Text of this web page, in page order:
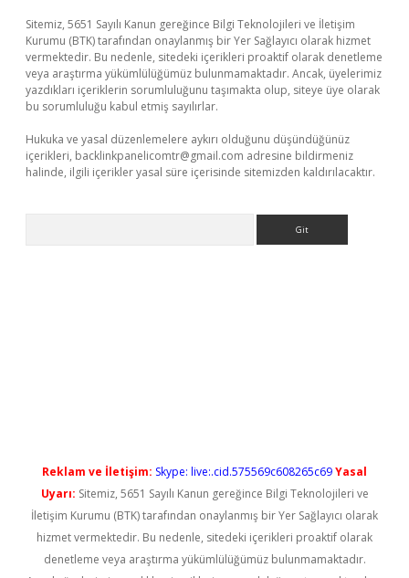
Sitemiz, 5651 Sayılı Kanun gereğince Bilgi Teknolojileri ve İletişim
Kurumu (BTK) tarafından onaylanmış bir Yer Sağlayıcı olarak hizmet
vermektedir. Bu nedenle, sitedeki içerikleri proaktif olarak denetleme
veya araştırma yükümlülüğümüz bulunmamaktadır. Ancak, üyelerimiz
yazdıkları içeriklerin sorumluluğunu taşımakta olup, siteye üye olarak
bu sorumluluğu kabul etmiş sayılırlar.
Hukuka ve yasal düzenlemelere aykırı olduğunu düşündüğünüz
içerikleri, backlinkpanelicomtr@gmail.com adresine bildirmeniz
halinde, ilgili içerikler yasal süre içerisinde sitemizden kaldırılacaktır.
Reklam ve İletişim: Skype: live:.cid.575569c608265c69Yasal
Uyarı: Sitemiz, 5651 Sayılı Kanun gereğince Bilgi Teknolojileri ve
İletişim Kurumu (BTK) tarafından onaylanmış bir Yer Sağlayıcı olarak
hizmet vermektedir. Bu nedenle, sitedeki içerikleri proaktif olarak
denetleme veya araştırma yükümlülüğümüz bulunmamaktadır.